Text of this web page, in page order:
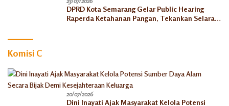
DPRD Kota Semarang Gelar Public Hearing
Raperda Ketahanan Pangan, Tekankan Selaras
Komisi C
20/07/2026
Dini Inayati Ajak Masyarakat Kelola Potensi